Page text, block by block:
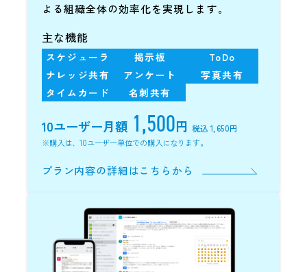
よる組織全体の効率化を実現します。
主な機能
スケジューラ 掲示板
ToDo
ナレッジ共有
アンケート
写真共有
タイムカード
名刺共有
10ユーザー月額 1,500円税込 1,650円
※購入は、10ユーザー単位での購入になります。
プラン内容の詳細はこちらから